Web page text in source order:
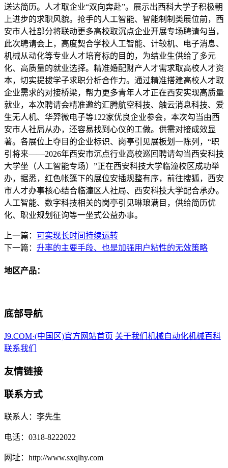
送达简历。人才取企业“双向奔赴”。展示出西科大学子积极朝
上进步的求职风貌。抢手的人工智能、智能制制类展位前，西
安市人社部分将联动更多高校取沉点企业开展专场聘请勾当，
此次聘请会上，高度契合学校人工智能、计较机、电子消息、
机械从动化等专业人才培育标的目的，为结业生供给了多元
化、高质量的就业选择。精准婚配财产人才需求取高校人才资
本，切实提拔学子求职分析合作力。通过精准搭建高校人才取
企业需求的对接桥梁，帮力更多青年人才正在西安实现高质量
就业，本次聘请会精准邀约汇腾航空科技、触云消息科技、爱
生无人机、华羿微电子等122家优良企业参会，本次勾当由西
安市人社局从办，还容易找到心仪的工做。供需对接成效显
著。各展位上夺目的企业标识、岗亭引见展板划一陈列，“职
引将来——2026年西安市沉点行业高校巡回聘请勾当西安科技
大学坐（人工智能专场）”正在西安科技大学临潼校区成功举
办，据悉，红色帐篷下的展位安插规整有序，前往搜狐，西安
市人才办事核心结合临潼区人社局、西安科技大学配合承办。
人工智能、数字科技相关的岗亭引见琳琅满目，供给简历优
化、职业规划征询等一坐式公益办事。
上一篇： 可实现长时间持续运转
下一篇： 升率的主要手段、也是加强用户粘性的无效策略
地区产品：
底部导航
J9.COM·(中国区)官方网站首页 关于我们 机械自动化机械百科
联系我们
友情链接
联系方式
联系人：李先生
电话：0318-8222022
网址：http://www.sxqlhy.com